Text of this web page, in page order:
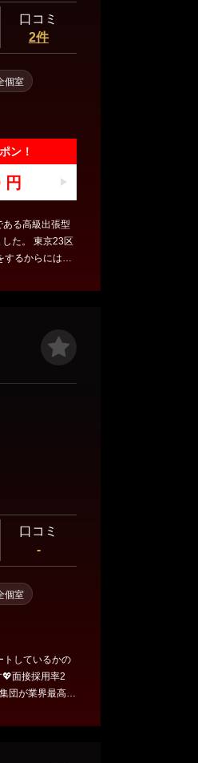
口コミ
2件
個室
ン！
円
る高級出張型
た。 東京23区
するからには妥
まで気を配り
ことがないよ
目で見て更な
口コミ
-
個室
トしているかの
面接採用率2
団が業界最高級